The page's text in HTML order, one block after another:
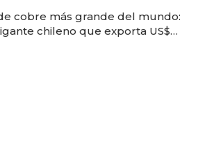
cobre más grande del mundo:
chileno que exporta US$